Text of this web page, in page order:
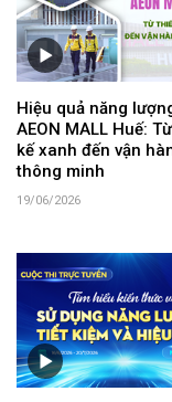
Hiệu quả năng
AEON MALL Huế:
kế xanh đến vận
thông minh
19/06/2026